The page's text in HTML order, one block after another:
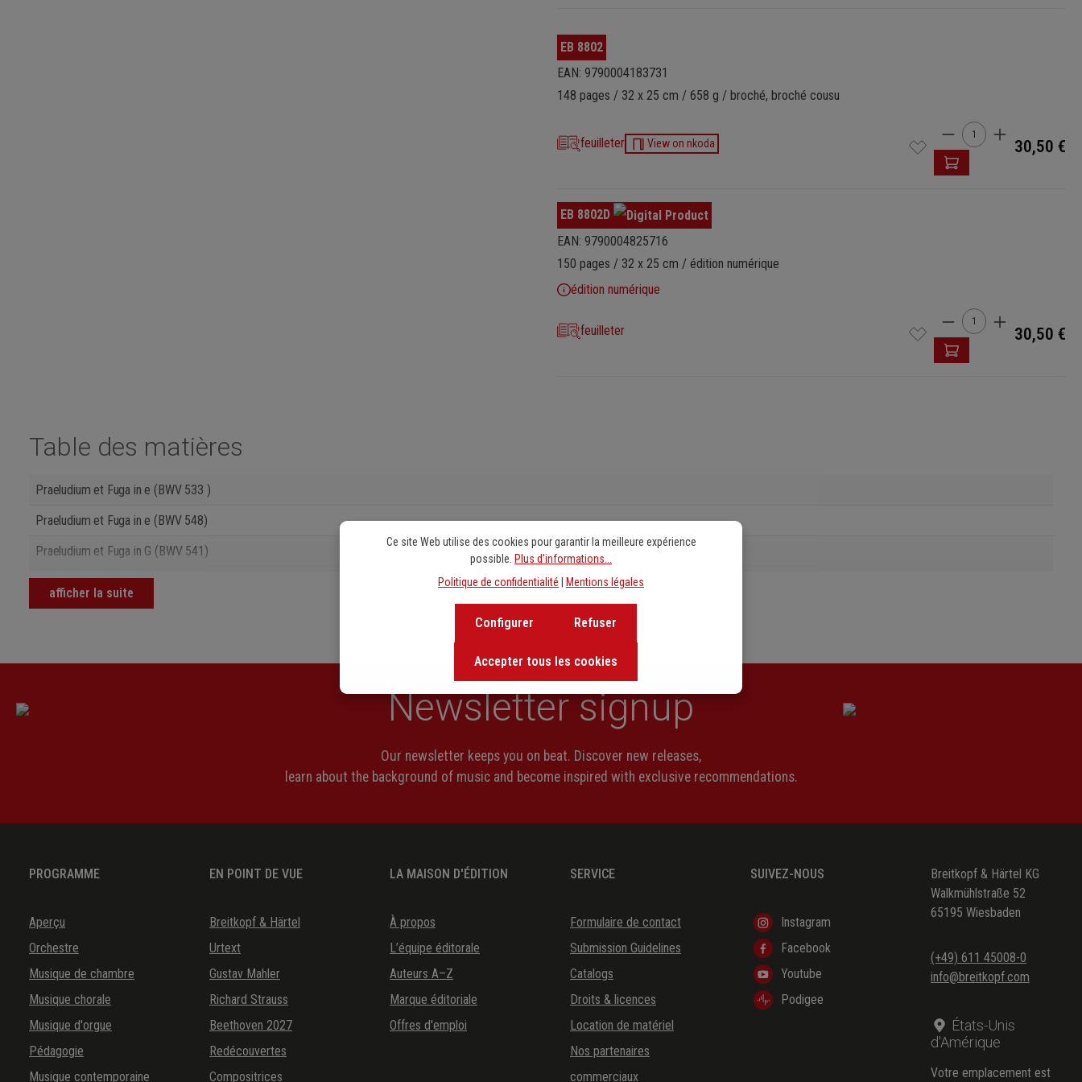
EB 8802
EAN: 9790004183731
148 pages / 32 x 25 cm / 658 g / broché, broché cousu
feuilleter View on nkoda Quantité de
30,50 €
EB 8802D
EAN: 9790004825716
150 pages / 32 x 25 cm / édition numérique
édition numérique
feuilleter Quantité de
30,50 €
Table des matières
Praeludium et Fuga in e (BWV 533 )
Praeludium et Fuga in e (BWV 548)
Praeludium et Fuga in G (BWV 541)
Praeludium in G (BWV 550)
Praeludium et Fuga in g (BWV 535)
Appendix: Praeludium in a (BWV 551)
Fuga in g BWV 535/535a/2, synoptische Ansicht
(online)
afficher la suite
Newsletter signup
Our newsletter keeps you on beat. Discover new releases,
learn about the background of music and become inspired with exclusive recommendations.
PROGRAMME
Aperçu
Orchestre
Musique de chambre
Musique chorale
Musique d'orgue
Pédagogie
Musique contemporaine
EN POINT DE VUE
Breitkopf & Härtel
Urtext
Gustav Mahler
Richard Strauss
Beethoven 2027
Redécouvertes
Compositrices
LA MAISON D'ÉDITION
À propos
L’équipe éditorale
Auteurs A–Z
Marque éditoriale
Offres d'emploi
SERVICE
Formulaire de contact
Submission Guidelines
Catalogs
Droits & licences
Location de matériel
Nos partenaires
commerciaux
SUIVEZ-NOUS
Instagram
Facebook
Youtube
Podigee
Breitkopf & Härtel KG
Walkmühlstraße 52
65195 Wiesbaden
(+49) 611 45008-0
info@breitkopf.com
États-Unis
d'Amérique
Votre emplacement est
Ce site Web utilise des cookies pour garantir la meilleure expérience
possible. Plus d'informations...
Politique de confidentialité | Mentions légales
Refuser
Configurer
Accepter tous les cookies